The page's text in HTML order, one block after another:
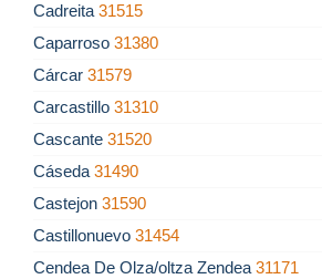
Cadreita 31515
Caparroso 31380
Cárcar 31579
Carcastillo 31310
Cascante 31520
Cáseda 31490
Castejon 31590
Castillonuevo 31454
Cendea De Olza/oltza Zendea 31171